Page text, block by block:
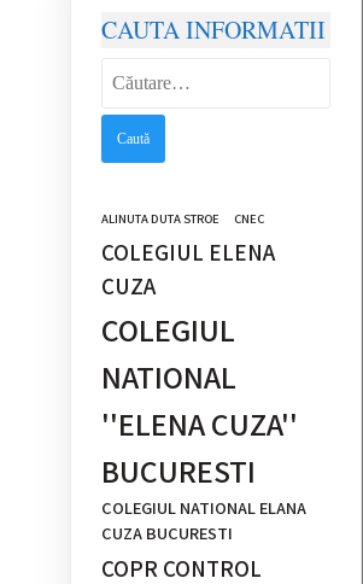
CAUTA INFORMATII
ALINUTA DUTA STROE CNEC
COLEGIUL ELENA
CUZA
COLEGIUL
NATIONAL
''ELENA CUZA''
BUCURESTI
COLEGIUL NATIONAL ELANA
CUZA BUCURESTI
COPR CONTROL